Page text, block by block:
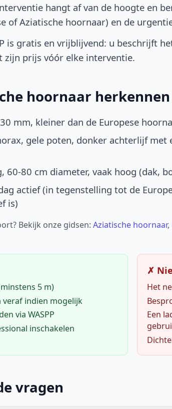
hangt af van de hoogte en
of Aziatische hoornaar) en de
is gratis en vrijblijvend: u beschrijft
zijn prijs vóór elke interventie.
hoornaar herkennen
mm, kleiner dan de Europese
gele poten, donker achterlijf met
60-80 cm diameter, vaak hoog (dak,
actief (in tegenstelling tot de
is)
Bekijk onze gidsen: Aziatische hoornaar,
5 m)
veraf indien mogelijk
via WASPP
inschakelen
✗
Het
Een
vragen